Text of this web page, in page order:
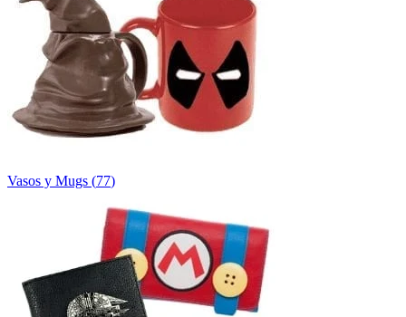
Vasos y Mugs (77)